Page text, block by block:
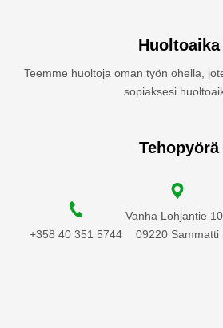
Huoltoaika
Teemme huoltoja oman työn ohella,
sopiaksesi
Tehopyörä
+358 40 351 5744
Vanha Lohjantie
09220 Sammatti